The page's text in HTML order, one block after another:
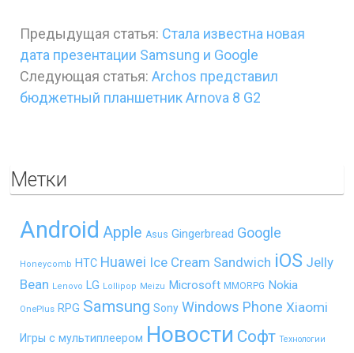
Предыдущая статья: Стала известна новая
дата презентации Samsung и Google
Следующая статья: Archos представил
бюджетный планшетник Arnova 8 G2
Метки
Android Apple Asus Gingerbread Google
Honeycomb HTC Huawei Ice Cream Sandwich iOS Jelly
Bean Lenovo LG Lollipop Meizu Microsoft MMORPG Nokia
OnePlus RPG Samsung Sony Windows Phone Xiaomi
Игры с мультиплеером Новости Софт Технологии